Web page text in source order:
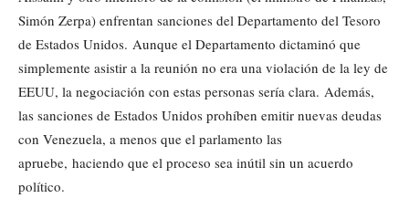
Simón Zerpa) enfrentan sanciones del Departamento del Tesoro
de Estados Unidos. Aunque el Departamento dictaminó que
simplemente asistir a la reunión no era una violación de la ley de
EEUU, la negociación con estas personas sería clara. Además,
las sanciones de Estados Unidos prohíben emitir nuevas deudas
con Venezuela, a menos que el parlamento las
apruebe, haciendo que el proceso sea inútil sin un acuerdo
político.